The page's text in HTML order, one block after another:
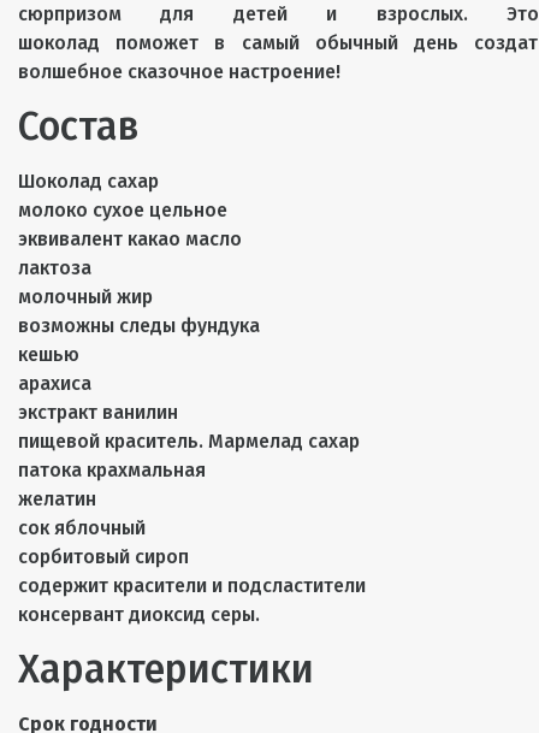
сюрпризом для детей и взрослых.
шоколад поможет в самый обычный день
волшебное сказочное настроение!
Состав
Шоколад сахар
молоко сухое цельное
эквивалент какао масло
лактоза
молочный жир
возможны следы фундука
кешью
арахиса
экстракт ванилин
пищевой краситель. Мармелад сахар
патока крахмальная
желатин
сок яблочный
сорбитовый сироп
содержит красители и подсластители
консервант диоксид серы.
Характеристики
Срок годности